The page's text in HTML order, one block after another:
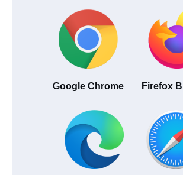
Google Chrome Firefox